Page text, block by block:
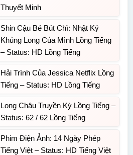
Thuyết Minh
Shin Cậu Bé Bút Chì: Nhật Ký
Khủng Long Của Mình Lồng Tiếng
– Status: HD Lồng Tiếng
Hải Trình Của Jessica Netflix Lồng
Tiếng – Status: HD Lồng Tiếng
Long Châu Truyền Kỳ Lồng Tiếng –
Status: 62 / 62 Lồng Tiếng
Phim Điện Ảnh: 14 Ngày Phép
Tiếng Việt – Status: HD Tiếng Việt